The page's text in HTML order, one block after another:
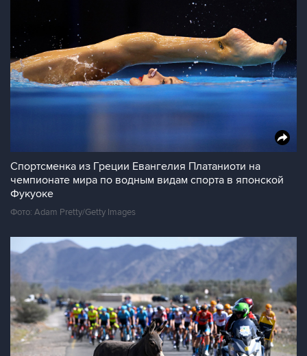
Спортсменка из Греции Евангелия Платаниоти на
чемпионате мира по водным видам спорта в японской
Фукуоке
Фото: Adam Pretty/Getty Images